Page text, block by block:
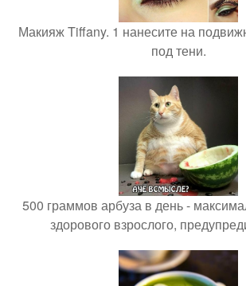
Макияж Tiffany. 1 нанесите на
под тени.
500 граммов арбуза в день -
здорового взрослого,